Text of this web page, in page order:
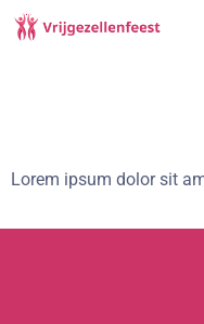
Lorem ipsum dolor sit